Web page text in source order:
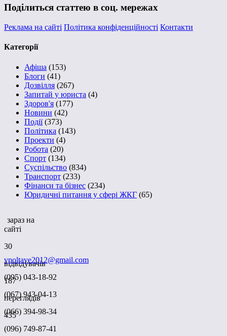
Поділиться статтею в соц. мережах
Реклама на сайті Політика конфіденційності Контакти
Категорії
Афіша (153)
Блоги (41)
Дозвілля (267)
Запитай у юриста (4)
Здоров'я (177)
Новини (42)
Події(373)
Політика (143)
Проекти (4)
Робота (20)
Спорт (134)
Суспільство (834)
Транспорт (233)
Фінанси та бізнес (234)
Юридичні питання у сфері ЖКГ (65)
зараз на
сайті
30
відвідувачів
187
переглядів
435
vpoltave2012@gmail.com
(095) 043-18-92
(067) 943-04-13
(066) 394-98-34
(096) 749-87-41